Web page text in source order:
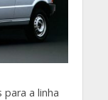
a linha